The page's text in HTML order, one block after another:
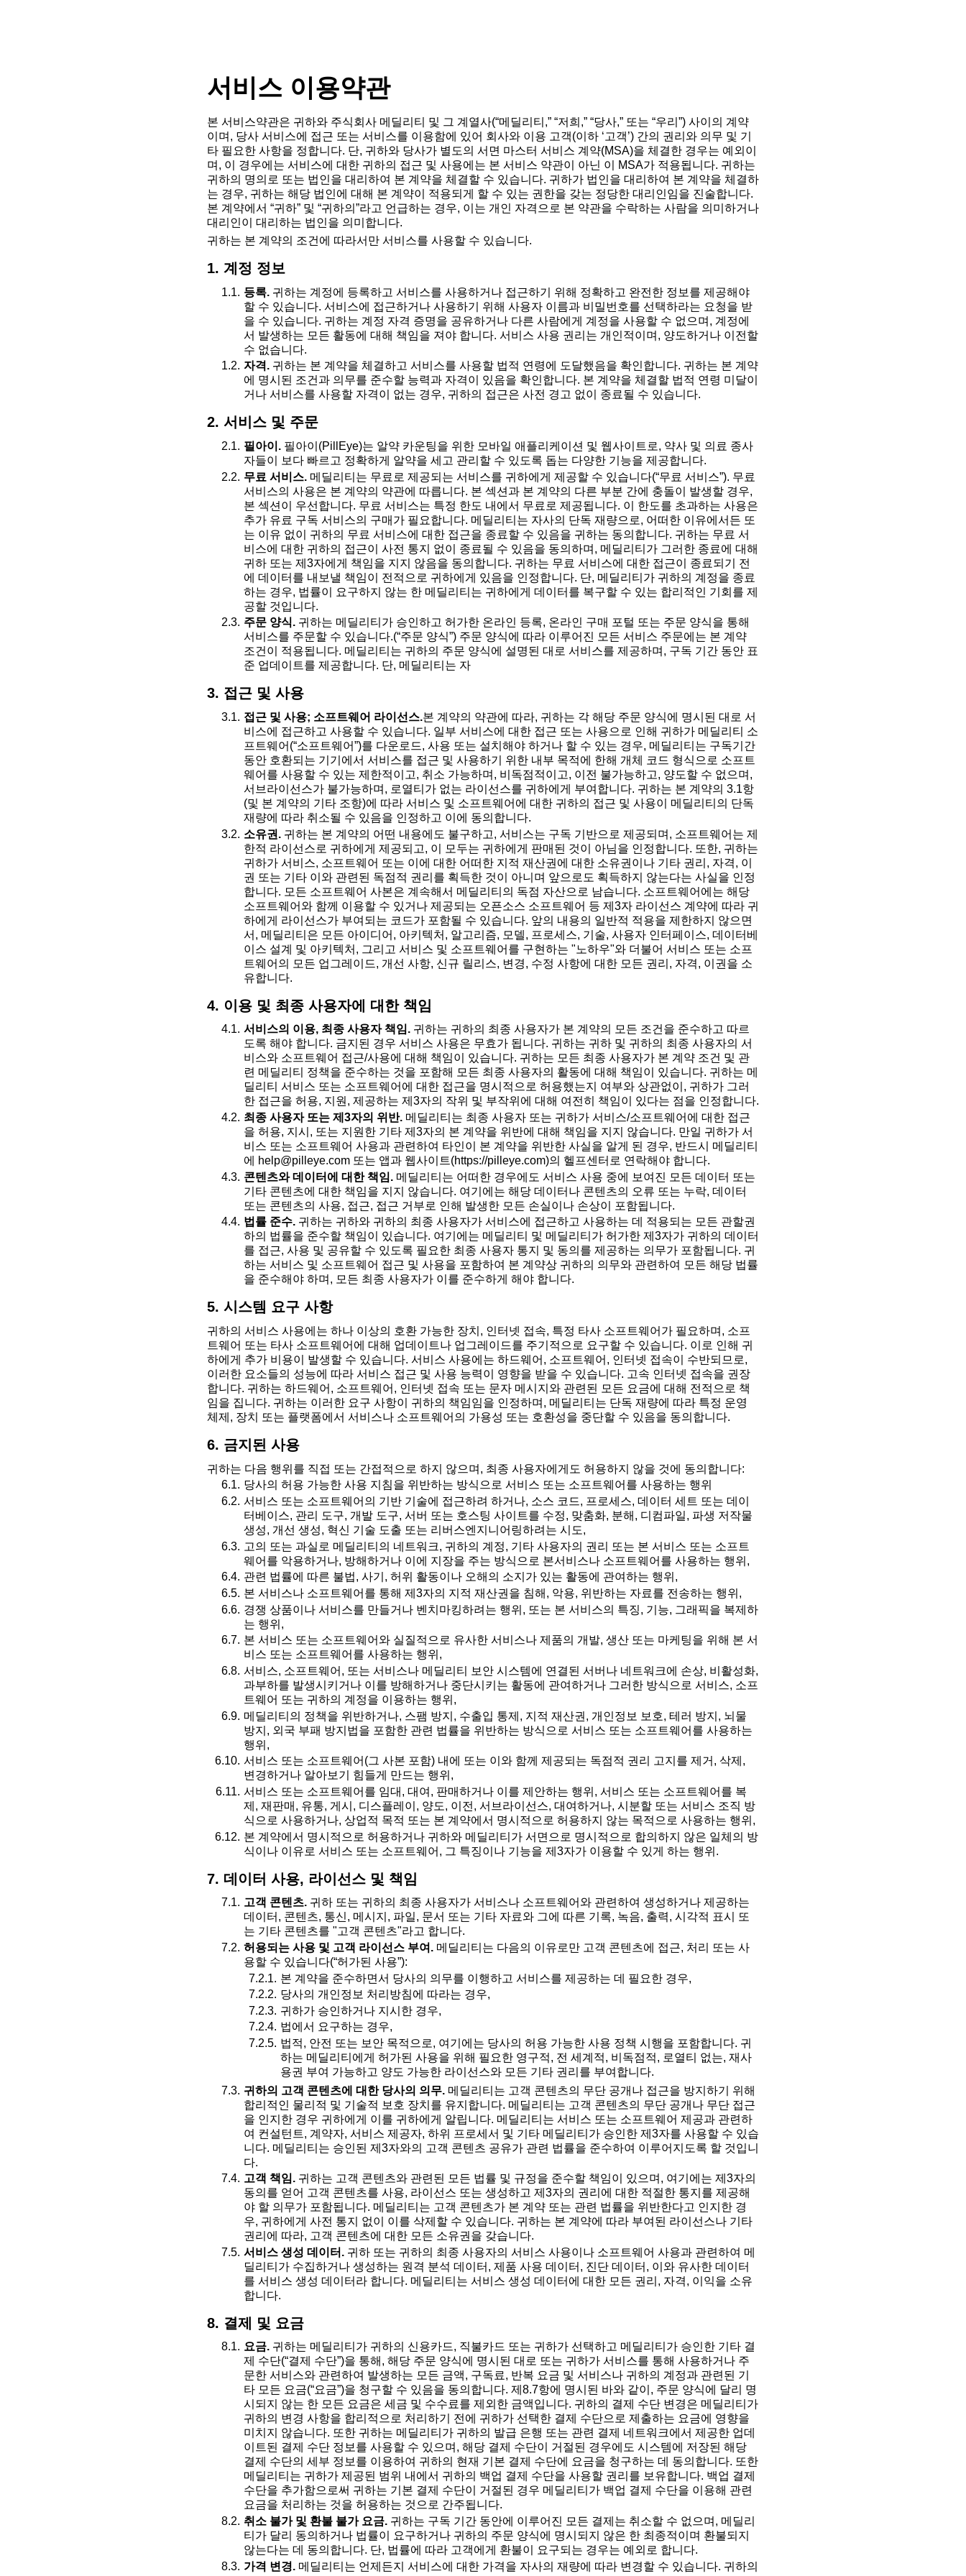
서비스 이용약관
본 서비스약관은 귀하와 주식회사 메딜리티 및 그 계열사(“메딜리티,” “저희,” “당사,” 또는 “우리”) 사이의 계약
이며, 당사 서비스에 접근 또는 서비스를 이용함에 있어 회사와 이용 고객(이하 ‘고객’) 간의 권리와 의무 및 기
타 필요한 사항을 정합니다. 단, 귀하와 당사가 별도의 서면 마스터 서비스 계약(MSA)을 체결한 경우는 예외이
며, 이 경우에는 서비스에 대한 귀하의 접근 및 사용에는 본 서비스 약관이 아닌 이 MSA가 적용됩니다. 귀하는
귀하의 명의로 또는 법인을 대리하여 본 계약을 체결할 수 있습니다. 귀하가 법인을 대리하여 본 계약을 체결하
는 경우, 귀하는 해당 법인에 대해 본 계약이 적용되게 할 수 있는 권한을 갖는 정당한 대리인임을 진술합니다.
본 계약에서 “귀하” 및 “귀하의”라고 언급하는 경우, 이는 개인 자격으로 본 약관을 수락하는 사람을 의미하거나
대리인이 대리하는 법인을 의미합니다.
귀하는 본 계약의 조건에 따라서만 서비스를 사용할 수 있습니다.
1. 계정 정보
등록. 귀하는 계정에 등록하고 서비스를 사용하거나 접근하기 위해 정확하고 완전한 정보를 제공해야
할 수 있습니다. 서비스에 접근하거나 사용하기 위해 사용자 이름과 비밀번호를 선택하라는 요청을 받
을 수 있습니다. 귀하는 계정 자격 증명을 공유하거나 다른 사람에게 계정을 사용할 수 없으며, 계정에
서 발생하는 모든 활동에 대해 책임을 져야 합니다. 서비스 사용 권리는 개인적이며, 양도하거나 이전할
수 없습니다.
자격. 귀하는 본 계약을 체결하고 서비스를 사용할 법적 연령에 도달했음을 확인합니다. 귀하는 본 계약
에 명시된 조건과 의무를 준수할 능력과 자격이 있음을 확인합니다. 본 계약을 체결할 법적 연령 미달이
거나 서비스를 사용할 자격이 없는 경우, 귀하의 접근은 사전 경고 없이 종료될 수 있습니다.
2. 서비스 및 주문
필아이. 필아이(PillEye)는 알약 카운팅을 위한 모바일 애플리케이션 및 웹사이트로, 약사 및 의료 종사
자들이 보다 빠르고 정확하게 알약을 세고 관리할 수 있도록 돕는 다양한 기능을 제공합니다.
무료 서비스. 메딜리티는 무료로 제공되는 서비스를 귀하에게 제공할 수 있습니다(“무료 서비스”). 무료
서비스의 사용은 본 계약의 약관에 따릅니다. 본 섹션과 본 계약의 다른 부분 간에 충돌이 발생할 경우,
본 섹션이 우선합니다. 무료 서비스는 특정 한도 내에서 무료로 제공됩니다. 이 한도를 초과하는 사용은
추가 유료 구독 서비스의 구매가 필요합니다. 메딜리티는 자사의 단독 재량으로, 어떠한 이유에서든 또
는 이유 없이 귀하의 무료 서비스에 대한 접근을 종료할 수 있음을 귀하는 동의합니다. 귀하는 무료 서
비스에 대한 귀하의 접근이 사전 통지 없이 종료될 수 있음을 동의하며, 메딜리티가 그러한 종료에 대해
귀하 또는 제3자에게 책임을 지지 않음을 동의합니다. 귀하는 무료 서비스에 대한 접근이 종료되기 전
에 데이터를 내보낼 책임이 전적으로 귀하에게 있음을 인정합니다. 단, 메딜리티가 귀하의 계정을 종료
하는 경우, 법률이 요구하지 않는 한 메딜리티는 귀하에게 데이터를 복구할 수 있는 합리적인 기회를 제
공할 것입니다.
주문 양식. 귀하는 메딜리티가 승인하고 허가한 온라인 등록, 온라인 구매 포털 또는 주문 양식을 통해
서비스를 주문할 수 있습니다.(“주문 양식”) 주문 양식에 따라 이루어진 모든 서비스 주문에는 본 계약
조건이 적용됩니다. 메딜리티는 귀하의 주문 양식에 설명된 대로 서비스를 제공하며, 구독 기간 동안 표
준 업데이트를 제공합니다. 단, 메딜리티는 자
3. 접근 및 사용
접근 및 사용; 소프트웨어 라이선스.본 계약의 약관에 따라, 귀하는 각 해당 주문 양식에 명시된 대로 서
비스에 접근하고 사용할 수 있습니다. 일부 서비스에 대한 접근 또는 사용으로 인해 귀하가 메딜리티 소
프트웨어(“소프트웨어”)를 다운로드, 사용 또는 설치해야 하거나 할 수 있는 경우, 메딜리티는 구독기간
동안 호환되는 기기에서 서비스를 접근 및 사용하기 위한 내부 목적에 한해 개체 코드 형식으로 소프트
웨어를 사용할 수 있는 제한적이고, 취소 가능하며, 비독점적이고, 이전 불가능하고, 양도할 수 없으며,
서브라이선스가 불가능하며, 로열티가 없는 라이선스를 귀하에게 부여합니다. 귀하는 본 계약의 3.1항
(및 본 계약의 기타 조항)에 따라 서비스 및 소프트웨어에 대한 귀하의 접근 및 사용이 메딜리티의 단독
재량에 따라 취소될 수 있음을 인정하고 이에 동의합니다.
소유권. 귀하는 본 계약의 어떤 내용에도 불구하고, 서비스는 구독 기반으로 제공되며, 소프트웨어는 제
한적 라이선스로 귀하에게 제공되고, 이 모두는 귀하에게 판매된 것이 아님을 인정합니다. 또한, 귀하는
귀하가 서비스, 소프트웨어 또는 이에 대한 어떠한 지적 재산권에 대한 소유권이나 기타 권리, 자격, 이
권 또는 기타 이와 관련된 독점적 권리를 획득한 것이 아니며 앞으로도 획득하지 않는다는 사실을 인정
합니다. 모든 소프트웨어 사본은 계속해서 메딜리티의 독점 자산으로 남습니다. 소프트웨어에는 해당
소프트웨어와 함께 이용할 수 있거나 제공되는 오픈소스 소프트웨어 등 제3자 라이선스 계약에 따라 귀
하에게 라이선스가 부여되는 코드가 포함될 수 있습니다. 앞의 내용의 일반적 적용을 제한하지 않으면
서, 메딜리티은 모든 아이디어, 아키텍처, 알고리즘, 모델, 프로세스, 기술, 사용자 인터페이스, 데이터베
이스 설계 및 아키텍처, 그리고 서비스 및 소프트웨어를 구현하는 "노하우"와 더불어 서비스 또는 소프
트웨어의 모든 업그레이드, 개선 사항, 신규 릴리스, 변경, 수정 사항에 대한 모든 권리, 자격, 이권을 소
유합니다.
4. 이용 및 최종 사용자에 대한 책임
서비스의 이용, 최종 사용자 책임. 귀하는 귀하의 최종 사용자가 본 계약의 모든 조건을 준수하고 따르
도록 해야 합니다. 금지된 경우 서비스 사용은 무효가 됩니다. 귀하는 귀하 및 귀하의 최종 사용자의 서
비스와 소프트웨어 접근/사용에 대해 책임이 있습니다. 귀하는 모든 최종 사용자가 본 계약 조건 및 관
련 메딜리티 정책을 준수하는 것을 포함해 모든 최종 사용자의 활동에 대해 책임이 있습니다. 귀하는 메
딜리티 서비스 또는 소프트웨어에 대한 접근을 명시적으로 허용했는지 여부와 상관없이, 귀하가 그러
한 접근을 허용, 지원, 제공하는 제3자의 작위 및 부작위에 대해 여전히 책임이 있다는 점을 인정합니다.
최종 사용자 또는 제3자의 위반. 메딜리티는 최종 사용자 또는 귀하가 서비스/소프트웨어에 대한 접근
을 허용, 지시, 또는 지원한 기타 제3자의 본 계약을 위반에 대해 책임을 지지 않습니다. 만일 귀하가 서
비스 또는 소프트웨어 사용과 관련하여 타인이 본 계약을 위반한 사실을 알게 된 경우, 반드시 메딜리티
에 help@pilleye.com 또는 앱과 웹사이트(https://pilleye.com)의 헬프센터로 연락해야 합니다.
콘텐츠와 데이터에 대한 책임. 메딜리티는 어떠한 경우에도 서비스 사용 중에 보여진 모든 데이터 또는
기타 콘텐츠에 대한 책임을 지지 않습니다. 여기에는 해당 데이터나 콘텐츠의 오류 또는 누락, 데이터
또는 콘텐츠의 사용, 접근, 접근 거부로 인해 발생한 모든 손실이나 손상이 포함됩니다.
법률 준수. 귀하는 귀하와 귀하의 최종 사용자가 서비스에 접근하고 사용하는 데 적용되는 모든 관할권
하의 법률을 준수할 책임이 있습니다. 여기에는 메딜리티 및 메딜리티가 허가한 제3자가 귀하의 데이터
를 접근, 사용 및 공유할 수 있도록 필요한 최종 사용자 통지 및 동의를 제공하는 의무가 포함됩니다. 귀
하는 서비스 및 소프트웨어 접근 및 사용을 포함하여 본 계약상 귀하의 의무와 관련하여 모든 해당 법률
을 준수해야 하며, 모든 최종 사용자가 이를 준수하게 해야 합니다.
5. 시스템 요구 사항
귀하의 서비스 사용에는 하나 이상의 호환 가능한 장치, 인터넷 접속, 특정 타사 소프트웨어가 필요하며, 소프
트웨어 또는 타사 소프트웨어에 대해 업데이트나 업그레이드를 주기적으로 요구할 수 있습니다. 이로 인해 귀
하에게 추가 비용이 발생할 수 있습니다. 서비스 사용에는 하드웨어, 소프트웨어, 인터넷 접속이 수반되므로,
이러한 요소들의 성능에 따라 서비스 접근 및 사용 능력이 영향을 받을 수 있습니다. 고속 인터넷 접속을 권장
합니다. 귀하는 하드웨어, 소프트웨어, 인터넷 접속 또는 문자 메시지와 관련된 모든 요금에 대해 전적으로 책
임을 집니다. 귀하는 이러한 요구 사항이 귀하의 책임임을 인정하며, 메딜리티는 단독 재량에 따라 특정 운영
체제, 장치 또는 플랫폼에서 서비스나 소프트웨어의 가용성 또는 호환성을 중단할 수 있음을 동의합니다.
6. 금지된 사용
귀하는 다음 행위를 직접 또는 간접적으로 하지 않으며, 최종 사용자에게도 허용하지 않을 것에 동의합니다:
당사의 허용 가능한 사용 지침을 위반하는 방식으로 서비스 또는 소프트웨어를 사용하는 행위
서비스 또는 소프트웨어의 기반 기술에 접근하려 하거나, 소스 코드, 프로세스, 데이터 세트 또는 데이
터베이스, 관리 도구, 개발 도구, 서버 또는 호스팅 사이트를 수정, 맞춤화, 분해, 디컴파일, 파생 저작물
생성, 개선 생성, 혁신 기술 도출 또는 리버스엔지니어링하려는 시도,
고의 또는 과실로 메딜리티의 네트워크, 귀하의 계정, 기타 사용자의 권리 또는 본 서비스 또는 소프트
웨어를 악용하거나, 방해하거나 이에 지장을 주는 방식으로 본서비스나 소프트웨어를 사용하는 행위,
관련 법률에 따른 불법, 사기, 허위 활동이나 오해의 소지가 있는 활동에 관여하는 행위,
본 서비스나 소프트웨어를 통해 제3자의 지적 재산권을 침해, 악용, 위반하는 자료를 전송하는 행위,
경쟁 상품이나 서비스를 만들거나 벤치마킹하려는 행위, 또는 본 서비스의 특징, 기능, 그래픽을 복제하
는 행위,
본 서비스 또는 소프트웨어와 실질적으로 유사한 서비스나 제품의 개발, 생산 또는 마케팅을 위해 본 서
비스 또는 소프트웨어를 사용하는 행위,
서비스, 소프트웨어, 또는 서비스나 메딜리티 보안 시스템에 연결된 서버나 네트워크에 손상, 비활성화,
과부하를 발생시키거나 이를 방해하거나 중단시키는 활동에 관여하거나 그러한 방식으로 서비스, 소프
트웨어 또는 귀하의 계정을 이용하는 행위,
메딜리티의 정책을 위반하거나, 스팸 방지, 수출입 통제, 지적 재산권, 개인정보 보호, 테러 방지, 뇌물
방지, 외국 부패 방지법을 포함한 관련 법률을 위반하는 방식으로 서비스 또는 소프트웨어를 사용하는
행위,
서비스 또는 소프트웨어(그 사본 포함) 내에 또는 이와 함께 제공되는 독점적 권리 고지를 제거, 삭제,
변경하거나 알아보기 힘들게 만드는 행위,
서비스 또는 소프트웨어를 임대, 대여, 판매하거나 이를 제안하는 행위, 서비스 또는 소프트웨어를 복
제, 재판매, 유통, 게시, 디스플레이, 양도, 이전, 서브라이선스, 대여하거나, 시분할 또는 서비스 조직 방
식으로 사용하거나, 상업적 목적 또는 본 계약에서 명시적으로 허용하지 않는 목적으로 사용하는 행위,
본 계약에서 명시적으로 허용하거나 귀하와 메딜리티가 서면으로 명시적으로 합의하지 않은 일체의 방
식이나 이유로 서비스 또는 소프트웨어, 그 특징이나 기능을 제3자가 이용할 수 있게 하는 행위.
7. 데이터 사용, 라이선스 및 책임
고객 콘텐츠. 귀하 또는 귀하의 최종 사용자가 서비스나 소프트웨어와 관련하여 생성하거나 제공하는
데이터, 콘텐츠, 통신, 메시지, 파일, 문서 또는 기타 자료와 그에 따른 기록, 녹음, 출력, 시각적 표시 또
는 기타 콘텐츠를 "고객 콘텐츠"라고 합니다.
허용되는 사용 및 고객 라이선스 부여. 메딜리티는 다음의 이유로만 고객 콘텐츠에 접근, 처리 또는 사
용할 수 있습니다(“허가된 사용”):
본 계약을 준수하면서 당사의 의무를 이행하고 서비스를 제공하는 데 필요한 경우,
당사의 개인정보 처리방침에 따라는 경우,
귀하가 승인하거나 지시한 경우,
법에서 요구하는 경우,
법적, 안전 또는 보안 목적으로, 여기에는 당사의 허용 가능한 사용 정책 시행을 포함합니다. 귀
하는 메딜리티에게 허가된 사용을 위해 필요한 영구적, 전 세계적, 비독점적, 로열티 없는, 재사
용권 부여 가능하고 양도 가능한 라이선스와 모든 기타 권리를 부여합니다.
귀하의 고객 콘텐츠에 대한 당사의 의무. 메딜리티는 고객 콘텐츠의 무단 공개나 접근을 방지하기 위해
합리적인 물리적 및 기술적 보호 장치를 유지합니다. 메딜리티는 고객 콘텐츠의 무단 공개나 무단 접근
을 인지한 경우 귀하에게 이를 귀하에게 알립니다. 메딜리티는 서비스 또는 소프트웨어 제공과 관련하
여 컨설턴트, 계약자, 서비스 제공자, 하위 프로세서 및 기타 메딜리티가 승인한 제3자를 사용할 수 있습
니다. 메딜리티는 승인된 제3자와의 고객 콘텐츠 공유가 관련 법률을 준수하여 이루어지도록 할 것입니
다.
고객 책임. 귀하는 고객 콘텐츠와 관련된 모든 법률 및 규정을 준수할 책임이 있으며, 여기에는 제3자의
동의를 얻어 고객 콘텐츠를 사용, 라이선스 또는 생성하고 제3자의 권리에 대한 적절한 통지를 제공해
야 할 의무가 포함됩니다. 메딜리티는 고객 콘텐츠가 본 계약 또는 관련 법률을 위반한다고 인지한 경
우, 귀하에게 사전 통지 없이 이를 삭제할 수 있습니다. 귀하는 본 계약에 따라 부여된 라이선스나 기타
권리에 따라, 고객 콘텐츠에 대한 모든 소유권을 갖습니다.
서비스 생성 데이터. 귀하 또는 귀하의 최종 사용자의 서비스 사용이나 소프트웨어 사용과 관련하여 메
딜리티가 수집하거나 생성하는 원격 분석 데이터, 제품 사용 데이터, 진단 데이터, 이와 유사한 데이터
를 서비스 생성 데이터라 합니다. 메딜리티는 서비스 생성 데이터에 대한 모든 권리, 자격, 이익을 소유
합니다.
8. 결제 및 요금
요금. 귀하는 메딜리티가 귀하의 신용카드, 직불카드 또는 귀하가 선택하고 메딜리티가 승인한 기타 결
제 수단(“결제 수단”)을 통해, 해당 주문 양식에 명시된 대로 또는 귀하가 서비스를 통해 사용하거나 주
문한 서비스와 관련하여 발생하는 모든 금액, 구독료, 반복 요금 및 서비스나 귀하의 계정과 관련된 기
타 모든 요금(“요금”)을 청구할 수 있음을 동의합니다. 제8.7항에 명시된 바와 같이, 주문 양식에 달리 명
시되지 않는 한 모든 요금은 세금 및 수수료를 제외한 금액입니다. 귀하의 결제 수단 변경은 메딜리티가
귀하의 변경 사항을 합리적으로 처리하기 전에 귀하가 선택한 결제 수단으로 제출하는 요금에 영향을
미치지 않습니다. 또한 귀하는 메딜리티가 귀하의 발급 은행 또는 관련 결제 네트워크에서 제공한 업데
이트된 결제 수단 정보를 사용할 수 있으며, 해당 결제 수단이 거절된 경우에도 시스템에 저장된 해당
결제 수단의 세부 정보를 이용하여 귀하의 현재 기본 결제 수단에 요금을 청구하는 데 동의합니다. 또한
메딜리티는 귀하가 제공된 범위 내에서 귀하의 백업 결제 수단을 사용할 권리를 보유합니다. 백업 결제
수단을 추가함으로써 귀하는 기본 결제 수단이 거절된 경우 메딜리티가 백업 결제 수단을 이용해 관련
요금을 처리하는 것을 허용하는 것으로 간주됩니다.
취소 불가 및 환불 불가 요금. 귀하는 구독 기간 동안에 이루어진 모든 결제는 취소할 수 없으며, 메딜리
티가 달리 동의하거나 법률이 요구하거나 귀하의 주문 양식에 명시되지 않은 한 최종적이며 환불되지
않는다는 데 동의합니다. 단, 법률에 따라 고객에게 환불이 요구되는 경우는 예외로 합니다.
가격 변경. 메딜리티는 언제든지 서비스에 대한 가격을 자사의 재량에 따라 변경할 수 있습니다. 귀하의